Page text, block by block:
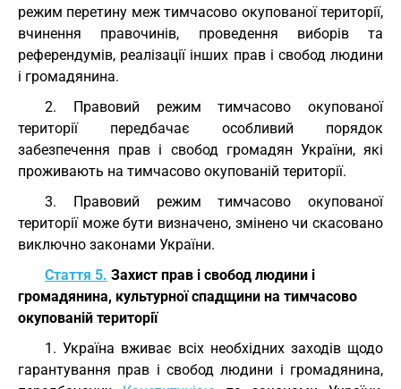
режим перетину меж тимчасово окупованої території,
вчинення правочинів, проведення виборів та
референдумів, реалізації інших прав і свобод людини
і громадянина.
2. Правовий режим тимчасово окупованої
території передбачає особливий порядок
забезпечення прав і свобод громадян України, які
проживають на тимчасово окупованій території.
3. Правовий режим тимчасово окупованої
території може бути визначено, змінено чи скасовано
виключно законами України.
Стаття 5. Захист прав і свобод людини і
громадянина, культурної спадщини на тимчасово
окупованій території
1. Україна вживає всіх необхідних заходів щодо
гарантування прав і свобод людини і громадянина,